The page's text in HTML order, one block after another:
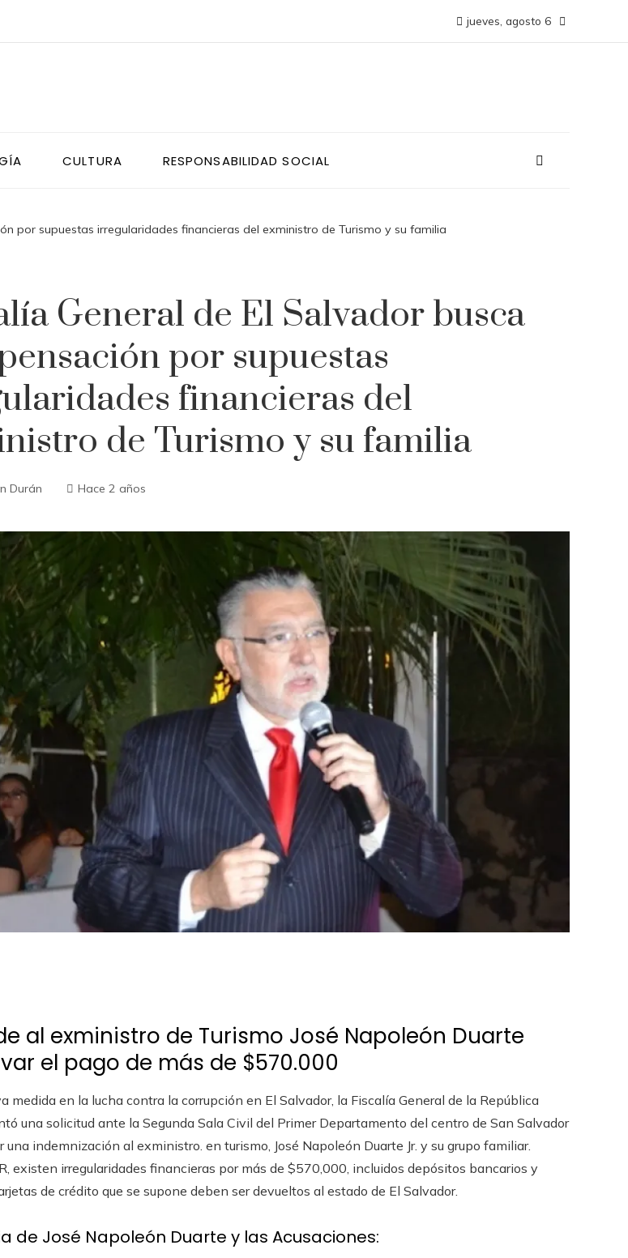
jueves, agosto 6
CULTURA RESPONSABILIDAD SOCIAL
por supuestas irregularidades financieras del exministro de Turismo y su familia
General de El Salvador busca
por supuestas
financieras del
de Turismo y su familia
Durán Hace 2 años
al exministro de Turismo José Napoleón Duarte
el pago de más de $570.000
medida en la lucha contra la corrupción en El Salvador, la Fiscalía General de la República
una solicitud ante la Segunda Sala Civil del Primer Departamento del centro de San Salvador
una indemnización al exministro. en turismo, José Napoleón Duarte Jr. y su grupo familiar.
existen irregularidades financieras por más de $570,000, incluidos depósitos bancarios y
de crédito que se supone deben ser devueltos al estado de El Salvador.
de José Napoleón Duarte y las Acusaciones: